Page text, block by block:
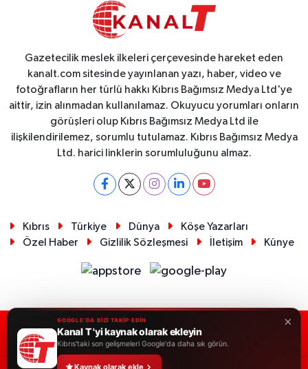
Gazetecilik meslek ilkeleri çerçevesinde hareket eden
kanalt.com sitesinde yayınlanan yazı, haber, video ve
fotoğrafların her türlü hakkı Kıbrıs Bağımsız Medya Ltd'ye
aittir, izin alınmadan kullanılamaz. Okuyucu yorumları onların
görüşleri olup Kıbrıs Bağımsız Medya Ltd ile
ilişkilendirilemez, sorumlu tutulamaz. Kıbrıs Bağımsız Medya
Ltd. harici linklerin sorumluluğunu almaz.
Kıbrıs Türkiye Dünya
Köşe Yazarları
Özel Haber
Gizlilik Sözleşmesi İletişim Künye
RSS Copyright © 2026. Her hakkı saklıdır.
×
GOOGLE'DA BİZİ TAKİP EDİN
Kanal T 'yi kaynak olarak ekleyin
Kıbrıs'taki son gelişmeleri Google'da daha sık görün.
Kaynak olarak ekle